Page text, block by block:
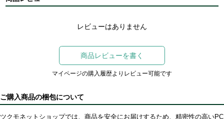
レビューはありません
商品レビューを書く
マイページの購入履歴よりレビュー可能です
ご購入商品の梱包について
ツクモネットショップでは、商品を安全にお届けするため、精密性の高いPC